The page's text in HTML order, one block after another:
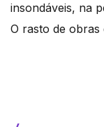
insondáveis, na
O rasto de